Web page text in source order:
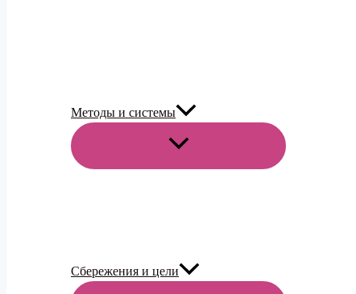
Методы и системы
ПЕРЕКЛЮЧАТЕЛЬ
Сбережения и цели